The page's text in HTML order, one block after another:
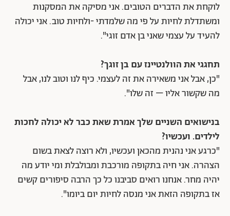
לוקחת את הדברים הטובים. אני מסיקה את המסקנות
ומשתדלת לחיות על פי מה שלמדתי -ולחיות טוב. אני יכולה
להעיד על עצמי שאני בן אדם זוגי".
תחגגי את הוולנטיינז עם בן זוגך?
"כן, אבל אני משאירה את זה לעצמי. כיף לנו וטוב לנו, אבל
מה שקשור אליו – זה שלו".
בנישואים השניים שלך אמרת שאת כבר לא יכולה לחכות
לילדים. ועכשיו?
"כרגע אני נהנית מהכאן ועכשיו, ולא רוצה לצאת בשום
הצהרה. אני חיה בתקופה מורכבת ומבולבלת ומי יודע מה
יהיה מחר. אנחנו רואים סביבנו כל כך הרבה סיפורים קשים
אז בתקופה הזאת אני מנסה לחיות יום ביומו".